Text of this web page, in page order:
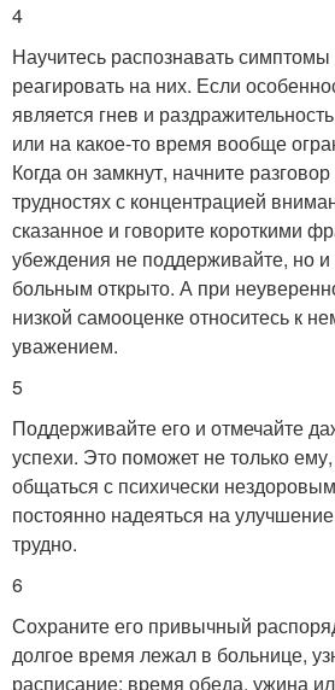
4
Научитесь распознавать
реагировать на них. Если
является гнев и
или на какое-то время вообще
Когда он замкнут, начните
трудностях с концентрацией
сказанное и говорите короткими
убеждения не поддерживайте, но и
больным открыто. А при
низкой самооценке относитесь к
уважением.
5
Поддерживайте его и отмечайте
успехи. Это поможет не только
общаться с психически
постоянно надеяться на
трудно.
6
Сохраните его привычный
долгое время лежал в больнице,
расписание: время обеда, ужина